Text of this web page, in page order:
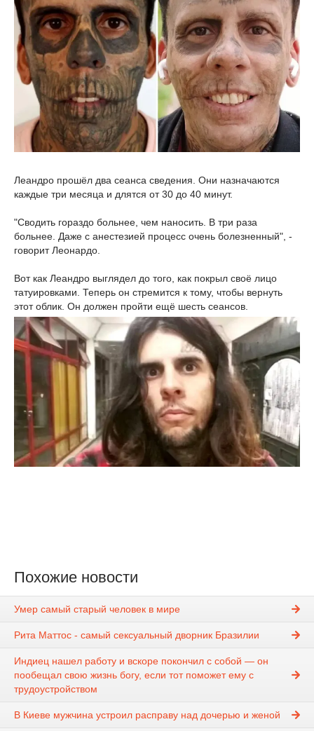
Леандро прошёл два сеанса сведения. Они назначаются
каждые три месяца и длятся от 30 до 40 минут.
"Сводить гораздо больнее, чем наносить. В три раза
больнее. Даже с анестезией процесс очень болезненный", -
говорит Леонардо.
Вот как Леандро выглядел до того, как покрыл своё лицо
татуировками. Теперь он стремится к тому, чтобы вернуть
этот облик. Он должен пройти ещё шесть сеансов.
Похожие новости
Умер самый старый человек в мире
Рита Маттос - самый сексуальный дворник Бразилии
Индиец нашел работу и вскоре покончил с собой — он
пообещал свою жизнь богу, если тот поможет ему с
трудоустройством
В Киеве мужчина устроил расправу над дочерью и женой